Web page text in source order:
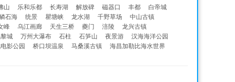
山 乐和乐都 长寿湖 解放碑 磁器口 丰都
白帝城
石海 统景 瞿塘峡 龙水湖 千野草场
中山古镇
峰 乌江画廊 天生三桥 夔门 涪陵
龙兴古镇
城 万州大瀑布 石柱 石笋山 夜景游
汉海海洋公园
影公园 桥口坝温泉 马桑溪古镇
海昌加勒比海水世界